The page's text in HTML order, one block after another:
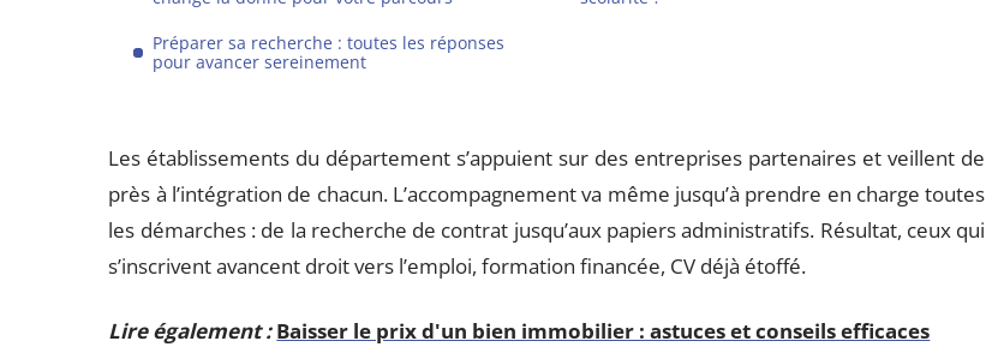
Préparer sa recherche : toutes les réponses
pour avancer sereinement
Les établissements du département s’appuient sur des entreprises partenaires et veillent de
près à l’intégration de chacun. L’accompagnement va même jusqu’à prendre en charge toutes
les démarches : de la recherche de contrat jusqu’aux papiers administratifs. Résultat, ceux qui
s’inscrivent avancent droit vers l’emploi, formation financée, CV déjà étoffé.
Lire également : Baisser le prix d'un bien immobilier : astuces et conseils efficaces